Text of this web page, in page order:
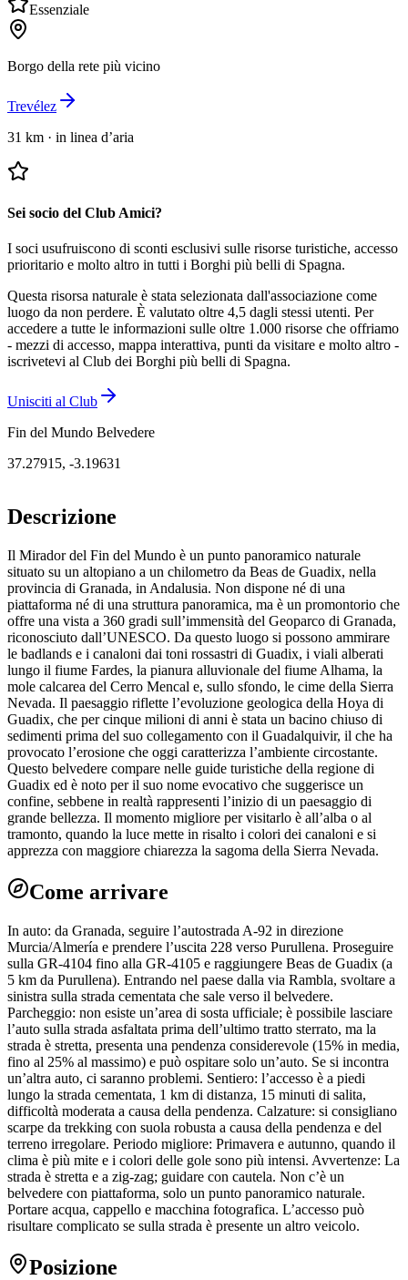
Essenziale
Borgo della rete più vicino
Trevélez
31 km · in linea d’aria
Sei socio del Club Amici?
I soci usufruiscono di sconti esclusivi sulle risorse turistiche, accesso
prioritario e molto altro in tutti i Borghi più belli di Spagna.
Questa risorsa naturale è stata selezionata dall'associazione come
luogo da non perdere. È valutato oltre 4,5 dagli stessi utenti. Per
accedere a tutte le informazioni sulle oltre 1.000 risorse che offriamo
- mezzi di accesso, mappa interattiva, punti da visitare e molto altro -
iscrivetevi al Club dei Borghi più belli di Spagna.
Unisciti al Club
Fin del Mundo Belvedere
37.27915, -3.19631
Descrizione
Il Mirador del Fin del Mundo è un punto panoramico naturale
situato su un altopiano a un chilometro da Beas de Guadix, nella
provincia di Granada, in Andalusia. Non dispone né di una
piattaforma né di una struttura panoramica, ma è un promontorio che
offre una vista a 360 gradi sull’immensità del Geoparco di Granada,
riconosciuto dall’UNESCO. Da questo luogo si possono ammirare
le badlands e i canaloni dai toni rossastri di Guadix, i viali alberati
lungo il fiume Fardes, la pianura alluvionale del fiume Alhama, la
mole calcarea del Cerro Mencal e, sullo sfondo, le cime della Sierra
Nevada. Il paesaggio riflette l’evoluzione geologica della Hoya di
Guadix, che per cinque milioni di anni è stata un bacino chiuso di
sedimenti prima del suo collegamento con il Guadalquivir, il che ha
provocato l’erosione che oggi caratterizza l’ambiente circostante.
Questo belvedere compare nelle guide turistiche della regione di
Guadix ed è noto per il suo nome evocativo che suggerisce un
confine, sebbene in realtà rappresenti l’inizio di un paesaggio di
grande bellezza. Il momento migliore per visitarlo è all’alba o al
tramonto, quando la luce mette in risalto i colori dei canaloni e si
apprezza con maggiore chiarezza la sagoma della Sierra Nevada.
Come arrivare
In auto: da Granada, seguire l’autostrada A-92 in direzione
Murcia/Almería e prendere l’uscita 228 verso Purullena. Proseguire
sulla GR-4104 fino alla GR-4105 e raggiungere Beas de Guadix (a
5 km da Purullena). Entrando nel paese dalla via Rambla, svoltare a
sinistra sulla strada cementata che sale verso il belvedere.
Parcheggio: non esiste un’area di sosta ufficiale; è possibile lasciare
l’auto sulla strada asfaltata prima dell’ultimo tratto sterrato, ma la
strada è stretta, presenta una pendenza considerevole (15% in media,
fino al 25% al massimo) e può ospitare solo un’auto. Se si incontra
un’altra auto, ci saranno problemi. Sentiero: l’accesso è a piedi
lungo la strada cementata, 1 km di distanza, 15 minuti di salita,
difficoltà moderata a causa della pendenza. Calzature: si consigliano
scarpe da trekking con suola robusta a causa della pendenza e del
terreno irregolare. Periodo migliore: Primavera e autunno, quando il
clima è più mite e i colori delle gole sono più intensi. Avvertenze: La
strada è stretta e a zig-zag; guidare con cautela. Non c’è un
belvedere con piattaforma, solo un punto panoramico naturale.
Portare acqua, cappello e macchina fotografica. L’accesso può
risultare complicato se sulla strada è presente un altro veicolo.
Posizione